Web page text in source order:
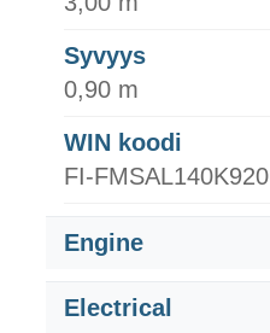
Syvyys
0,90 m
WIN koodi
FI-FMSAL140K920
Engine
Electrical